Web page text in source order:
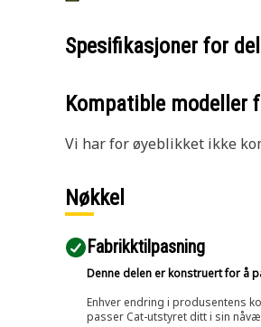
Spesifikasjoner for
Kompatible modeller
Vi har for øyeblikket ikke
Nøkkel
Fabrikktilpasning
Denne delen er konstruert for å
Enhver endring i produsentens
passer Cat-utstyret ditt i sin